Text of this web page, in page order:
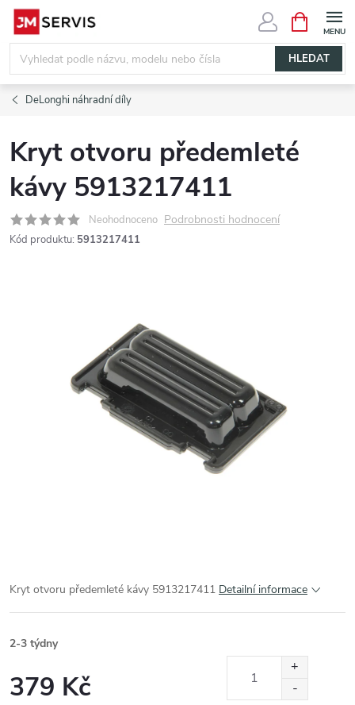
Přejít
obsah
HLEDAT
NÁKUPNÍ
KOŠÍK
DeLonghi náhradní díly
Kryt otvoru předemleté
kávy 5913217411
Neohodnoceno Podrobnosti hodnocení
Kód produktu: 5913217411
Kryt otvoru předemleté kávy 5913217411 Detailní informace
2-3 týdny
379 Kč